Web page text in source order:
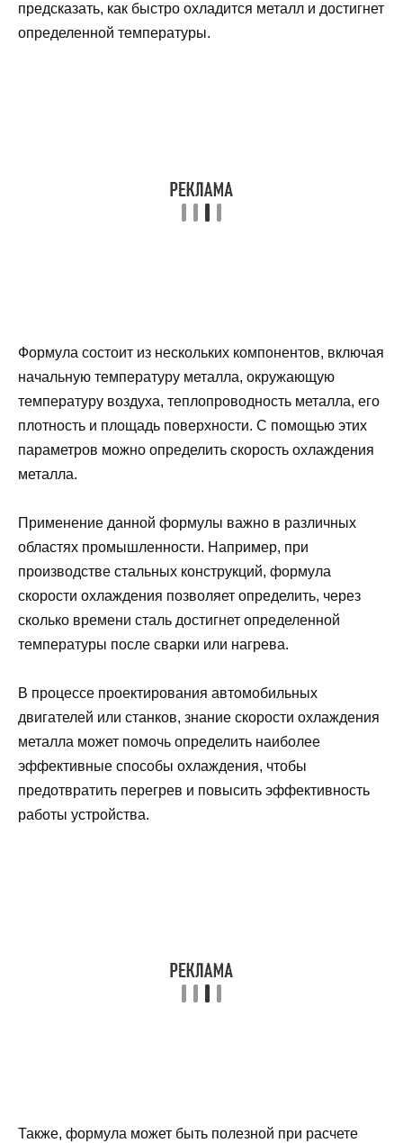
предсказать, как быстро охладится металл и достигнет
определенной температуры.
Формула состоит из нескольких компонентов, включая
начальную температуру металла, окружающую
температуру воздуха, теплопроводность металла, его
плотность и площадь поверхности. С помощью этих
параметров можно определить скорость охлаждения
металла.
Применение данной формулы важно в различных
областях промышленности. Например, при
производстве стальных конструкций, формула
скорости охлаждения позволяет определить, через
сколько времени сталь достигнет определенной
температуры после сварки или нагрева.
В процессе проектирования автомобильных
двигателей или станков, знание скорости охлаждения
металла может помочь определить наиболее
эффективные способы охлаждения, чтобы
предотвратить перегрев и повысить эффективность
работы устройства.
Также, формула может быть полезной при расчете